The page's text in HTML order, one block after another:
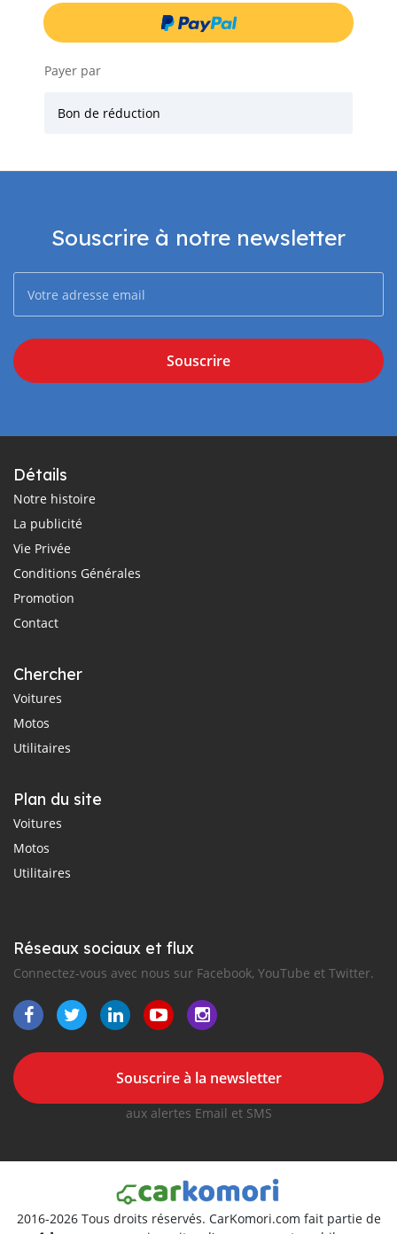
Payer par
Bon de réduction
Souscrire à notre newsletter
Souscrire
Détails
Notre histoire
La publicité
Vie Privée
Conditions Générales
Promotion
Contact
Chercher
Voitures
Motos
Utilitaires
Plan du site
Voitures
Motos
Utilitaires
Réseaux sociaux et flux
Connectez-vous avec nous sur Facebook, YouTube et Twitter.
Souscrire à la newsletter
aux alertes Email et SMS
2016-2026 Tous droits réservés. CarKomori.com fait partie de